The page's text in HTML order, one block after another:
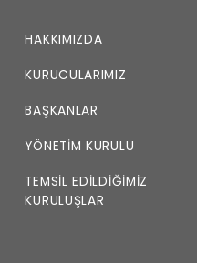
HAKKIMIZDA
KURUCULARIMIZ
BAŞKANLAR
YÖNETIM KURULU
TEMSIL EDILDIĞIMIZ
KURULUŞLAR